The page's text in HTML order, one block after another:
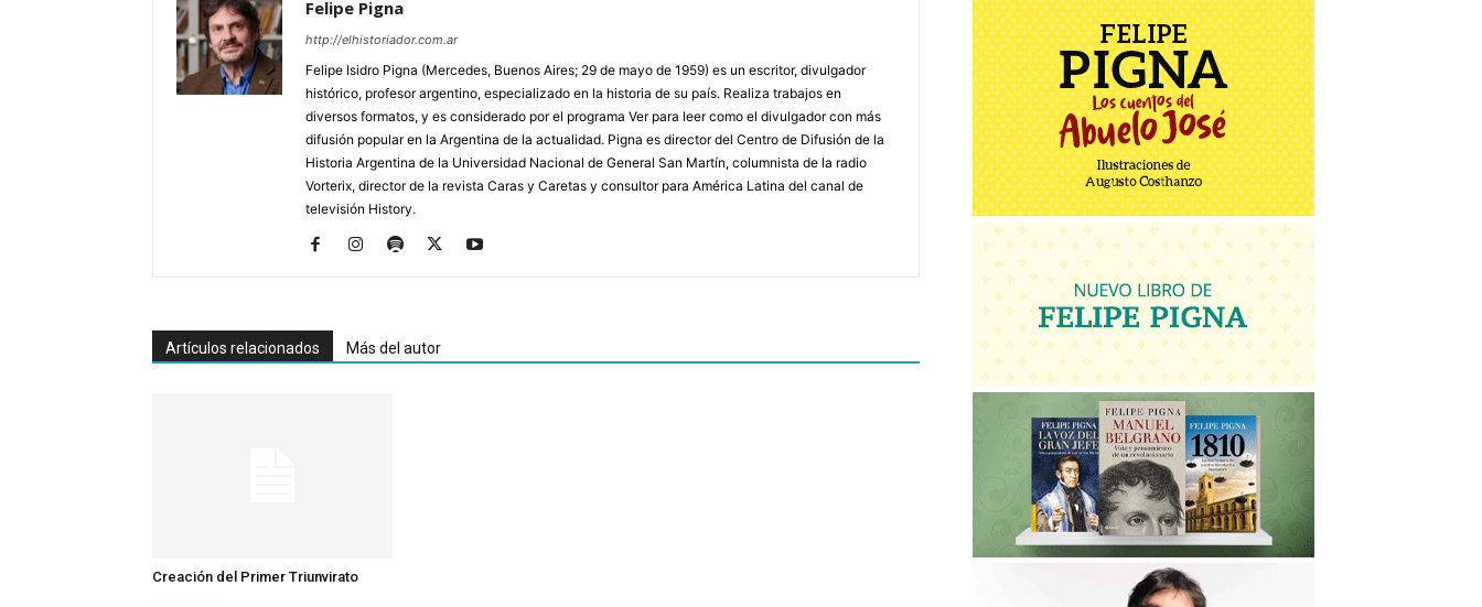
Felipe Pigna
http://elhistoriador.com.ar
Felipe Isidro Pigna (Mercedes, Buenos Aires; 29 de mayo de 1959) es un escritor, divulgador
histórico, profesor argentino, especializado en la historia de su país. Realiza trabajos en
diversos formatos, y es considerado por el programa Ver para leer como el divulgador con más
difusión popular en la Argentina de la actualidad. Pigna es director del Centro de Difusión de la
Historia Argentina de la Universidad Nacional de General San Martín, columnista de la radio
Vorterix, director de la revista Caras y Caretas y consultor para América Latina del canal de
televisión History.
Artículos relacionados Más del autor
Creación del Primer Triunvirato